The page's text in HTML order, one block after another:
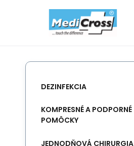
DEZINFEKCIA
KOMPRESNÉ A PODPORNÉ
POMÔCKY
JEDNODŇOVÁ CHIRURGIA